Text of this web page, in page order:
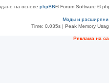
на основе phpBB® Forum Software ©
Моды и
Time: 0.035s| Peak Memory
Рeклама на